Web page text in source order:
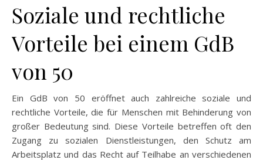
Soziale und rechtliche
Vorteile bei einem GdB
von 50
Ein GdB von 50 eröffnet auch zahlreiche soziale und
rechtliche Vorteile, die für Menschen mit Behinderung von
großer Bedeutung sind. Diese Vorteile betreffen oft den
Zugang zu sozialen Dienstleistungen, den Schutz am
Arbeitsplatz und das Recht auf Teilhabe an verschiedenen